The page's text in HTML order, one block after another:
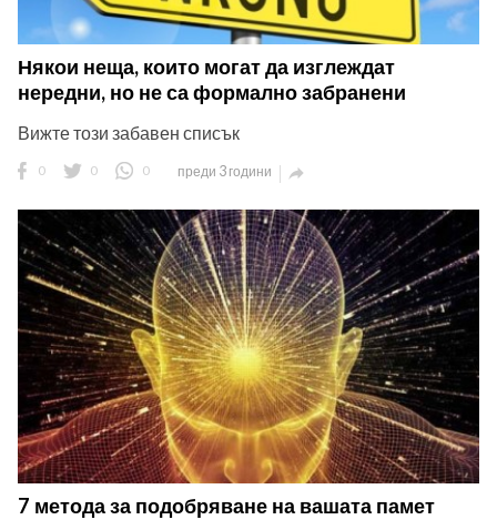
Някои неща, които могат да изглеждат
нередни, но не са формално забранени
Вижте този забавен списък
0 0 0 преди 3 години 
7 метода за подобряване на вашата памет